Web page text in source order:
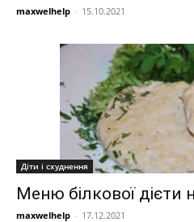
maxwelhelp - 15.10.2021
Діти і схуднення
Меню білкової дієти
maxwelhelp - 17.12.2021